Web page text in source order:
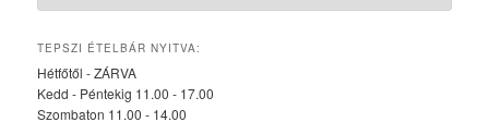
TEPSZI ÉTELBÁR NYITVA:
Hétfőtől - ZÁRVA
Kedd - Péntekig 11.00 - 17.00
Szombaton 11.00 - 14.00